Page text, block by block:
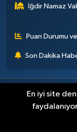
İğdir Namaz
Puan Durumu
Son Dakika
Künye
En iyi site